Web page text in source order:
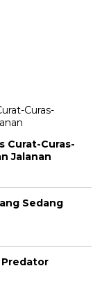
Curat-Curas-
Jalanan
Sedang
Predator